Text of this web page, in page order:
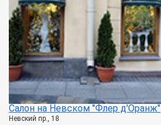
Салон на Невском "Флер д'Оранж"
Невский пр., 18